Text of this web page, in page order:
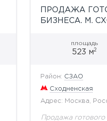
ПРОДАЖА
БИЗНЕСА. М.
площадь
523 м2
Район: СЗАО
Сходненская
Адрес: Москва,
Продажа